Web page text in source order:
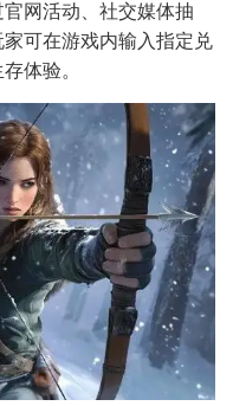
网活动、社交媒体抽
可在游戏内输入指定兑
体验。